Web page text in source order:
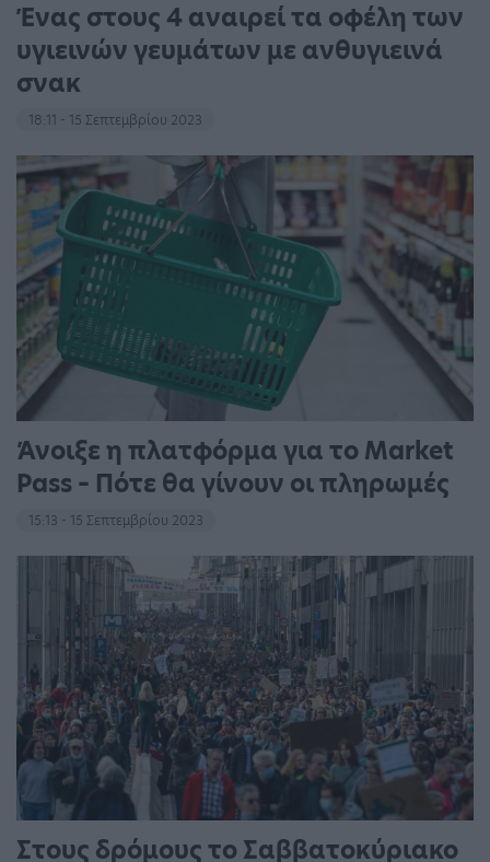
Ένας στους 4 αναιρεί τα οφέλη των
υγιεινών γευμάτων με ανθυγιεινά
σνακ
18:11 - 15 Σεπτεμβρίου 2023
Άνοιξε η πλατφόρμα για το Market
Pass – Πότε θα γίνουν οι πληρωμές
15:13 - 15 Σεπτεμβρίου 2023
Στους δρόμους το Σαββατοκύριακο